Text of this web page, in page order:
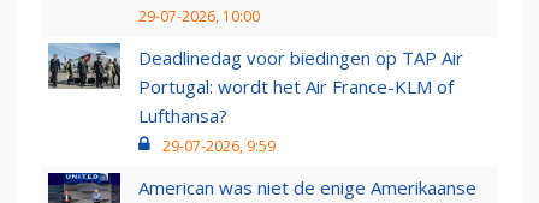
29-07-2026, 10:00
Deadlinedag voor biedingen op TAP Air
Portugal: wordt het Air France-KLM of
Lufthansa?
29-07-2026, 9:59
American was niet de enige Amerikaanse